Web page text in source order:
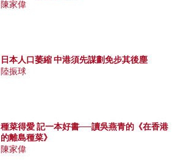
陳家偉
日本人口萎縮 中港須先謀劃免步其後塵
陸振球
種菜得愛 記一本好書──讀吳燕青的《在香港
的離島種菜》
陳家偉